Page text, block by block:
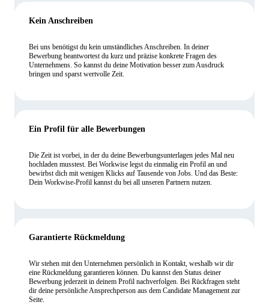
Kein Anschreiben
Bei uns benötigst du kein umständliches Anschreiben. In deiner
Bewerbung beantwortest du kurz und präzise konkrete Fragen des
Unternehmens. So kannst du deine Motivation besser zum Ausdruck
bringen und sparst wertvolle Zeit.
Ein Profil für alle Bewerbungen
Die Zeit ist vorbei, in der du deine Bewerbungsunterlagen jedes Mal neu
hochladen musstest. Bei Workwise legst du einmalig ein Profil an und
bewirbst dich mit wenigen Klicks auf Tausende von Jobs. Und das Beste:
Dein Workwise-Profil kannst du bei all unseren Partnern nutzen.
Garantierte Rückmeldung
Wir stehen mit den Unternehmen persönlich in Kontakt, weshalb wir dir
eine Rückmeldung garantieren können. Du kannst den Status deiner
Bewerbung jederzeit in deinem Profil nachverfolgen. Bei Rückfragen steht
dir deine persönliche Ansprechperson aus dem Candidate Management zur
Seite.